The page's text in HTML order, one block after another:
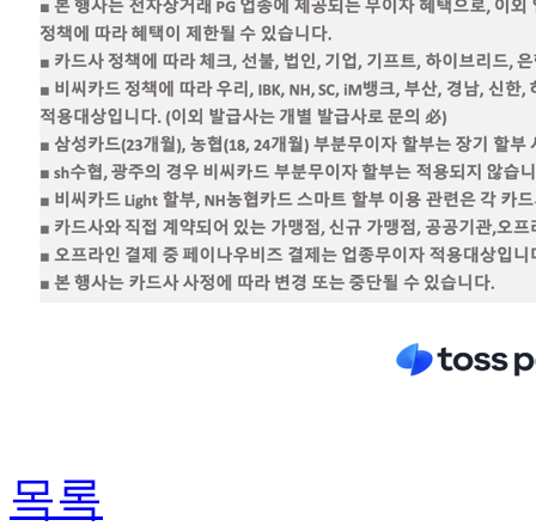
목록